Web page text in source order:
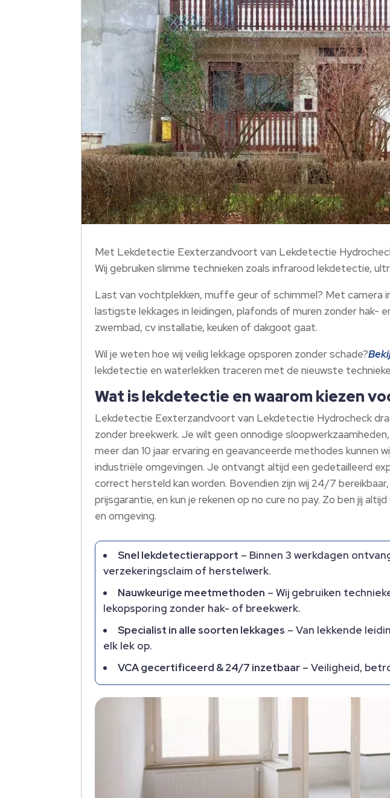
Met Lekdetectie Eexterzandvoort van Lekdetectie
Wij gebruiken slimme technieken zoals infrarood lekdetectie,
Last van vochtplekken, muffe geur of schimmel? Met
lastigste lekkages in leidingen, plafonds of muren zonder hak-
zwembad, cv installatie, keuken of dakgoot gaat.​
Wil je weten hoe wij veilig lekkage opsporen zonder schade?
lekdetectie en waterlekken traceren met de nieuwste
Wat is lekdetectie en waarom kiezen
Lekdetectie Eexterzandvoort van Lekdetectie Hydrocheck
zonder breekwerk.​ Je wilt geen onnodige
meer dan 10 jaar ervaring en geavanceerde methodes kunnen
industriële omgevingen.​ Je ontvangt altijd een gedetailleerd
correct hersteld kan worden.​ Bovendien zijn wij 24/7
prijsgarantie, en kun je rekenen op no cure no pay.​ Zo ben jij
en omgeving.​
Snel lekdetectierapport – Binnen 3 werkdagen
verzekeringsclaim of herstelwerk.​
Nauwkeurige meetmethoden – Wij gebruiken
lekopsporing zonder hak- of breekwerk.​
Specialist in alle soorten lekkages – Van lekkende
elk lek op.​
VCA gecertificeerd & 24/7 inzetbaar – Veiligheid,